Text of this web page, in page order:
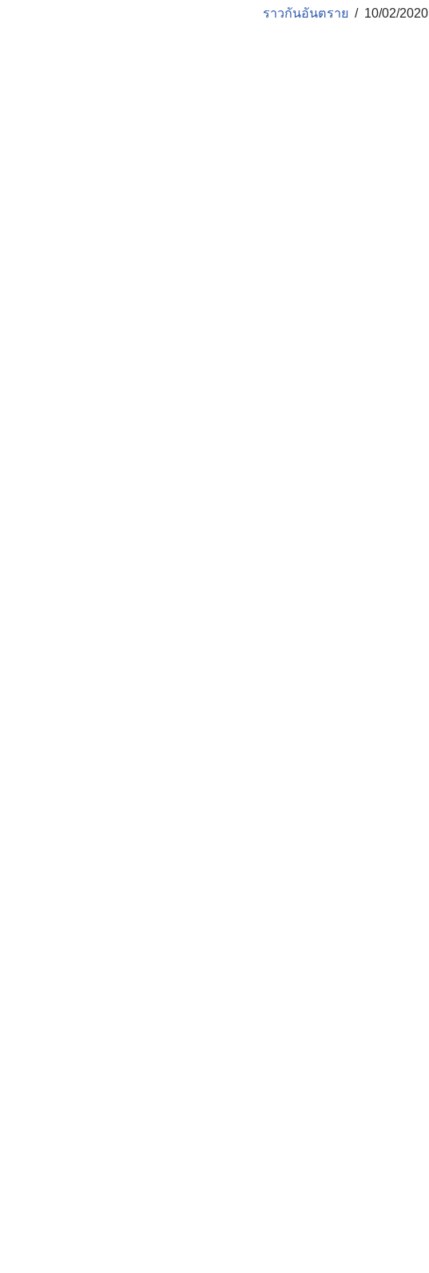
ราวกันอันตราย 10/02/2020